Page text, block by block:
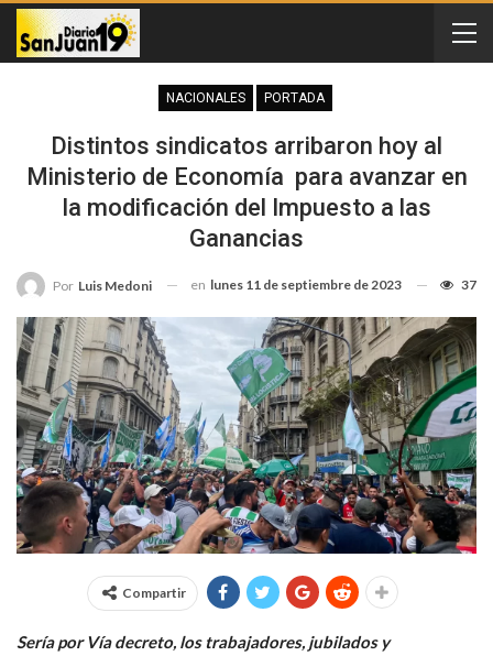
NACIONALES PORTADA
Distintos sindicatos arribaron hoy al
Ministerio de Economía para avanzar en
la modificación del Impuesto a las
Ganancias
Por Luis Medoni en lunes 11 de septiembre de 2023 37
Compartir
Sería por Vía decreto, los trabajadores, jubilados y